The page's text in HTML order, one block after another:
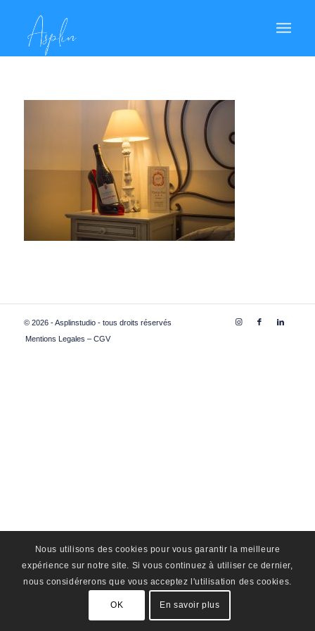
© 2026 - Asplinstudio - tous droits réservés
Mentions Legales – CGV
Nous utilisons des cookies pour vous garantir la meilleure
expérience sur notre site. Si vous continuez à utiliser ce dernier,
nous considérerons que vous acceptez l'utilisation des cookies.
OK En savoir plus